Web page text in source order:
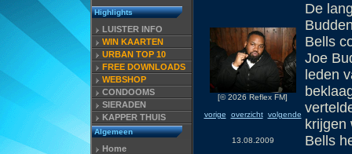
Highlights
LUISTER INFO
WIN KAARTEN
URBAN TOP 10
FREE DOWNLOADS
WEBSHOP
CONDOOMS
SIERADEN
KAPPER THUIS
Algemeen
Home
[© 2026 Reflex FM]
vorige
overzicht volgende
13.08.2009
De
Bells
Joe
leden
krijgen
Bells